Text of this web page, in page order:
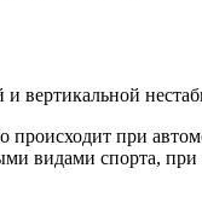
вертикальной
при
видами спорта,